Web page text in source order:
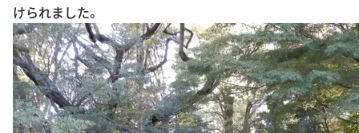
けられました。